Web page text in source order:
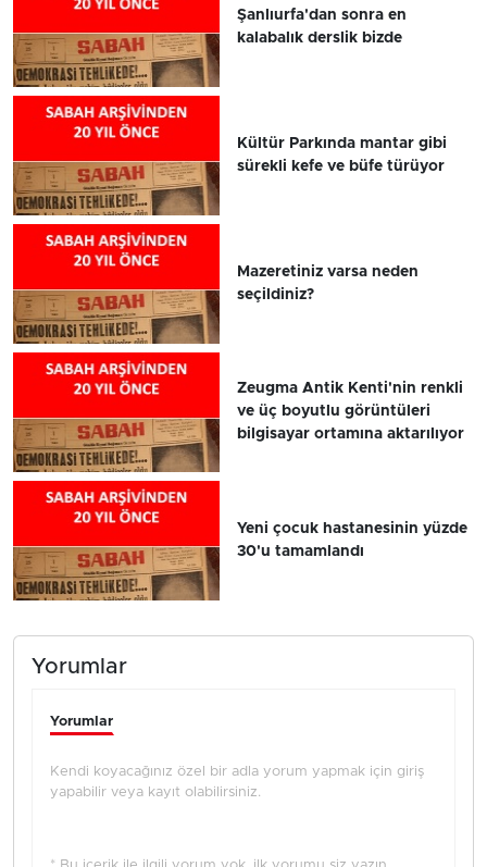
Şanlıurfa'dan sonra en
kalabalık derslik bizde
Kültür Parkında mantar gibi
sürekli kefe ve büfe türüyor
Mazeretiniz varsa neden
seçildiniz?
Zeugma Antik Kenti'nin renkli
ve üç boyutlu görüntüleri
bilgisayar ortamına aktarılıyor
Yeni çocuk hastanesinin yüzde
30'u tamamlandı
Yorumlar
Yorumlar
Kendi koyacağınız özel bir adla yorum yapmak için giriş
yapabilir veya kayıt olabilirsiniz.